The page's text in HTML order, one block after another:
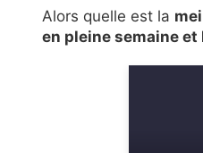
Alors quelle est la
en pleine semaine